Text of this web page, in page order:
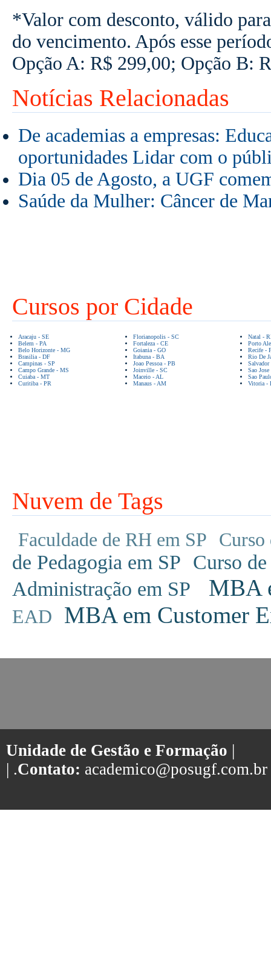
*Valor com desconto, válido
do vencimento. Após esse
Opção A: R$ 299,00; Opção B:
Notícias Relacionadas
De academias a empresas:
oportunidades Lidar com o
Dia 05 de Agosto, a UGF
Saúde da Mulher: Câncer de
Cursos por Cidade
Aracaju - SE
Belem - PA
Belo Horizonte - MG
Brasilia - DF
Campinas - SP
Campo Grande - MS
Cuiaba - MT
Curitiba - PR
Florianopolis - SC
Fortaleza - CE
Goiania - GO
Itabuna - BA
Joao Pessoa - PB
Joinville - SC
Maceio - AL
Manaus - AM
Natal -
Porto
Recife -
Rio De
Sao
Sao
Vitoria -
Nuvem de Tags
Faculdade de RH em SP Curso
de Pedagogia em SP Curso
Administração em SP
MBA
EAD MBA em Customer
Unidade de Gestão e Formação |
| .Contato: academico@posugf.com.br